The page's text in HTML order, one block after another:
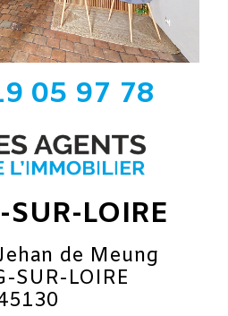
05 97 78
LOIRE
de Meung
SUR-LOIRE